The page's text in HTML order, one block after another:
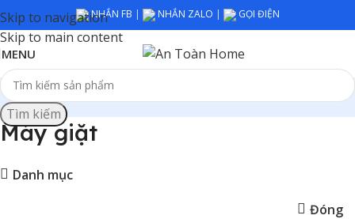
Skip to navigation
Skip to main content
NHẮN FB | NHẮN ZALO | GỌI ĐIỆN
MENU
Tìm kiếm
Máy giặt
Danh mục
Đóng